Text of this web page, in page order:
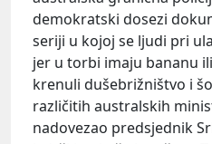
demokratski dosezi
seriji u kojoj se ljudi pri
jer u torbi imaju bananu
krenuli dušebrižništvo i
različitih australskih
nadovezao predsjednik